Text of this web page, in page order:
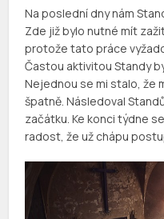
Na poslední dny nám
Zde již bylo nutné mít
protože tato práce
Častou aktivitou Standy
Nejednou se mi stalo, že
špatně. Následoval
začátku. Ke konci týdne
radost, že už chápu